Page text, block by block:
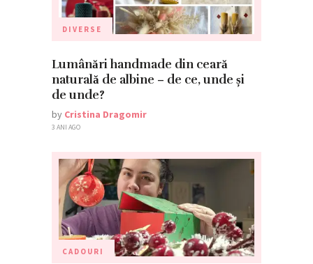
DIVERSE
Lumânări handmade din ceară
naturală de albine – de ce, unde și
de unde?
by Cristina Dragomir
3 ANI AGO
CADOURI